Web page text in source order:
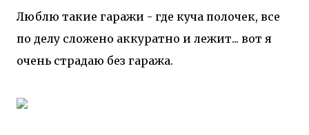
Люблю такие гаражи - где куча полочек, все
по делу сложено аккуратно и лежит... вот я
очень страдаю без гаража.